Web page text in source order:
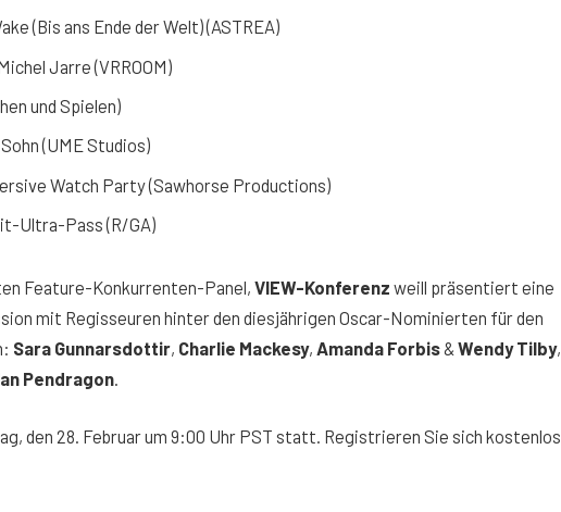
(Bis ans Ende der Welt) (ASTREA)
Jarre (VRROOM)
und Spielen)
(UME Studios)
Watch Party (Sawhorse Productions)
Ultra-Pass (R/GA)
Feature-Konkurrenten-Panel, VIEW-Konferenz weill präsentiert eine
mit Regisseuren hinter den diesjährigen Oscar-Nominierten für den
Sara Gunnarsdottir, Charlie Mackesy, Amanda Forbis& Wendy Tilby,
Pendragon
den 28. Februar um 9:00 Uhr PST statt. Registrieren Sie sich kostenlos